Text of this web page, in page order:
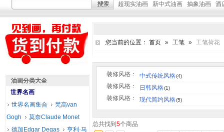
超现实油画 新中式油画 抽象油画 酒
您当前的位置： 首页 » 工笔 » 工笔荷花
装修风格： 中式传统风格(4)
装修风格： 日韩风格(1)
装修风格： 现代简约风格(5)
总共找到 5个商品
油画分类大全
世界名画
世界名画集合
梵高van
Gogh
莫奈Claude Monet
德加Edgar Degas
亨利·马